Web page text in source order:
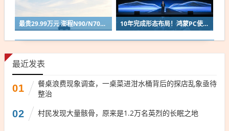
最贵29.99万元 澎程N90/N70官宣后！雷军：要让小米汽车走出米粉圈 10年完成形态布局！鸿蒙PC使用时长已与华为传统架构Windows电脑持平
最近发表
01
餐桌浪费现象调查，一桌菜进泔水桶背后的探店乱象亟待
整治
02 村民发现大量骸骨，原来是1.2万名英烈的长眠之地